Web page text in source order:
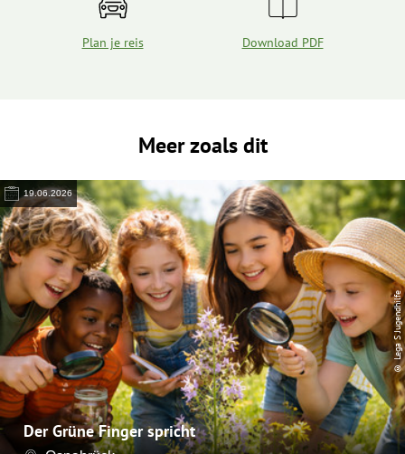
Plan je reis Download PDF
Meer zoals dit
19.06.2026
Der Grüne Finger spricht
© Lega S Jugendhilfe